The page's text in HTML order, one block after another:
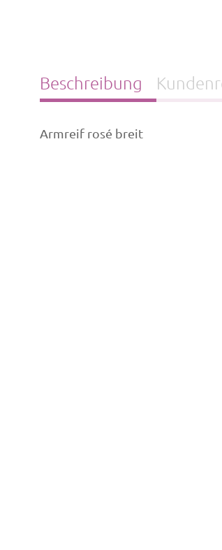
Beschreibung
Armreif rosé breit